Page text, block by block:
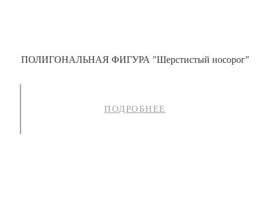
ПОЛИГОНАЛЬНАЯ ФИГУРА "Шерстистый носорог"
ПОДРОБНЕЕ